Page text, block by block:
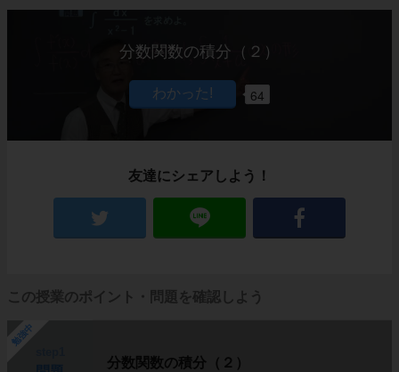
分数関数の積分（２）
64
友達にシェアしよう！
この授業のポイント・問題を確認しよう
勉強中
分数関数の積分（２）